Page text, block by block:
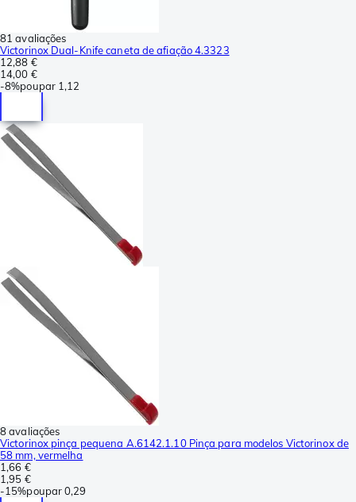
81 avaliações
Victorinox Dual-Knife caneta de afiação 4.3323
12,88 €
14,00 €
-8%poupar 1,12
8 avaliações
Victorinox pinça pequena A.6142.1.10 Pinça para modelos Victorinox de
58 mm, vermelha
1,66 €
1,95 €
-15%poupar0,29